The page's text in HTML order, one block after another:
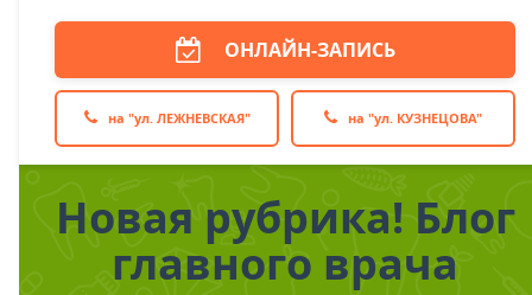
ОНЛАЙН-ЗАПИСЬ
на "ул. ЛЕЖНЕВСКАЯ" на "ул. КУЗНЕЦОВА"
Новая рубрика! Блог
главного врача